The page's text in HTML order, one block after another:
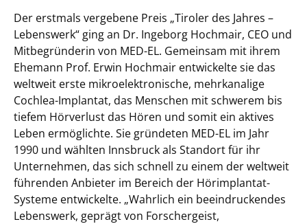
Der erstmals vergebene Preis „Tiroler des Jahres –
Lebenswerk“ ging an Dr. Ingeborg Hochmair, CEO und
Mitbegründerin von MED-EL. Gemeinsam mit ihrem
Ehemann Prof. Erwin Hochmair entwickelte sie das
weltweit erste mikroelektronische, mehrkanalige
Cochlea-Implantat, das Menschen mit schwerem bis
tiefem Hörverlust das Hören und somit ein aktives
Leben ermöglichte. Sie gründeten MED-EL im Jahr
1990 und wählten Innsbruck als Standort für ihr
Unternehmen, das sich schnell zu einem der weltweit
führenden Anbieter im Bereich der Hörimplantat-
Systeme entwickelte. „Wahrlich ein beeindruckendes
Lebenswerk, geprägt von Forschergeist,